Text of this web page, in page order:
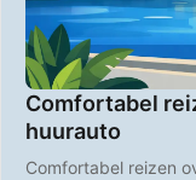
Comfortabel
huurauto
Comfortabel reizen